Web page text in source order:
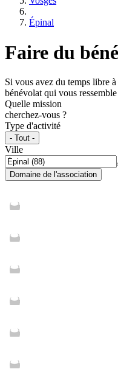
Épinal
Faire du
Si vous avez du temps libre
bénévolat qui vous
Quelle mission
cherchez-vous ?
Type d'activité
- Tout -
Ville
Domaine de l'association